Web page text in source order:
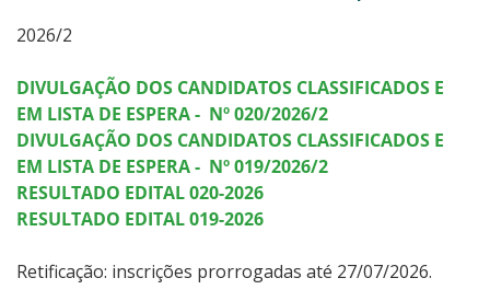
Educação a Distância
Todos os Cursos
Processo de Inscrição
2026/2
DIVULGAÇÃO DOS CANDIDATOS CLASSIFICADOS E
EM LISTA DE ESPERA - Nº 020/2026/2
DIVULGAÇÃO DOS CANDIDATOS CLASSIFICADOS E
EM LISTA DE ESPERA - Nº 019/2026/2
RESULTADO EDITAL 020-2026
RESULTADO EDITAL 019-2026
Retificação: inscrições prorrogadas até 27/07/2026.